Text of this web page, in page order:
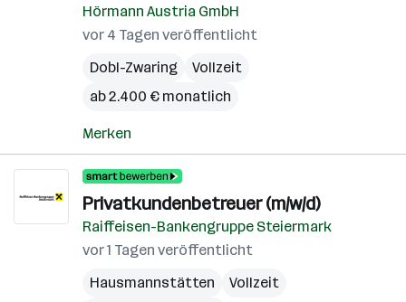
Hörmann Austria GmbH
vor 4 Tagen veröffentlicht
Dobl-Zwaring
Vollzeit
ab 2.400 € monatlich
Merken
Privatkundenbetreuer (m/w/d)
Raiffeisen-Bankengruppe Steiermark
vor 1 Tagen veröffentlicht
Hausmannstätten
Vollzeit